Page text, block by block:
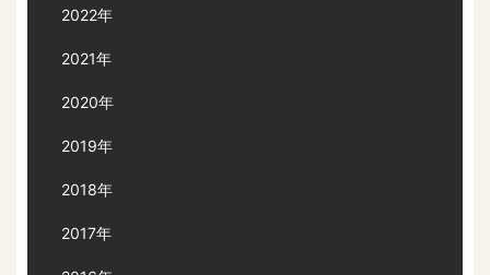
2022年
2021年
2020年
2019年
2018年
2017年